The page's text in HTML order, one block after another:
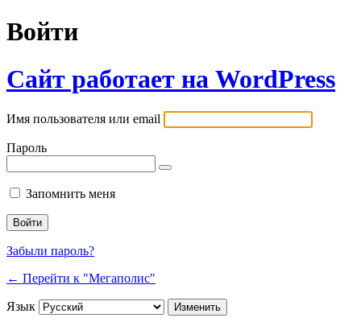
Войти
Сайт работает на WordPress
Имя пользователя или email
Пароль
Запомнить меня
Забыли пароль?
← Перейти к "Мегаполис"
Язык